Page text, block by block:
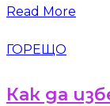
Read More
ГОРЕЩО
Как да